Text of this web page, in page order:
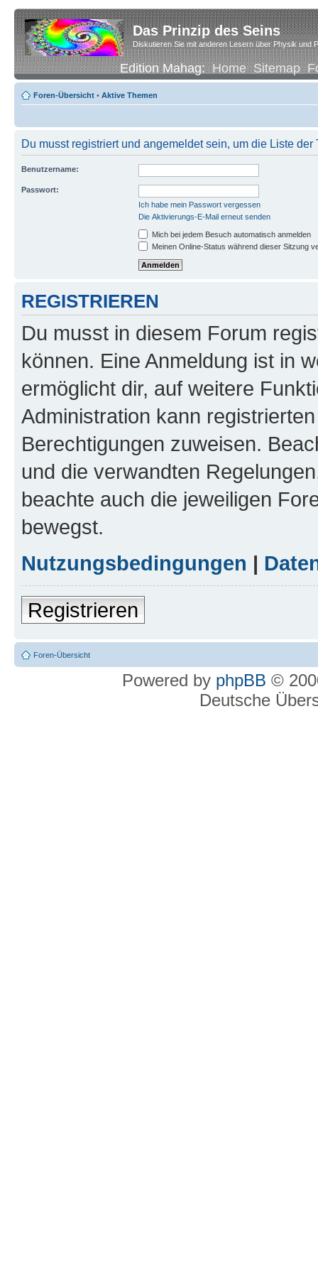
Das Prinzip des Seins
Diskutieren Sie mit anderen Lesern über Physik und
Edition Mahag:Home Sitemap
Foren-Übersicht • Aktive Themen
Du musst registriert und angemeldet sein, um die Liste
Benutzername:
Passwort:
Ich habe mein Passwort vergessen
Die Aktivierungs-E-Mail erneut senden
Mich bei jedem Besuch automatisch anmelden
Meinen Online-Status während dieser Sitzung
REGISTRIEREN
Du musst in diesem Forum
können. Eine Anmeldung ist in
ermöglicht dir, auf weitere
Administration kann
Berechtigungen zuweisen.
und die verwandten
beachte auch die jeweiligen
bewegst.
Nutzungsbedingungen |
Registrieren
Foren-Übersicht
Powered by phpBB ©
Deutsche